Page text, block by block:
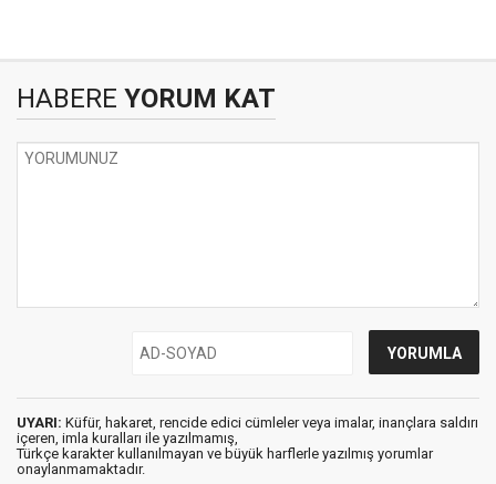
HABERE YORUM KAT
UYARI: Küfür, hakaret, rencide edici cümleler veya imalar, inançlara saldırı
içeren, imla kuralları ile yazılmamış,
Türkçe karakter kullanılmayan ve büyük harflerle yazılmış yorumlar
onaylanmamaktadır.